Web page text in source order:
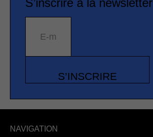
S’inscrire à la newsletter
E-mail
S’INSCRIRE
NAVIGATION